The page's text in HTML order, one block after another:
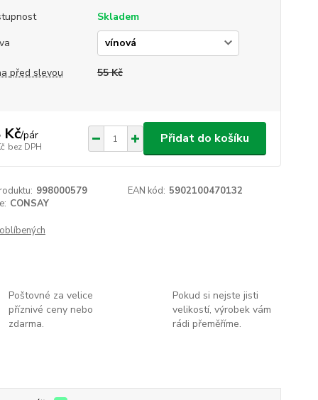
Skladem
před slevou 55 Kč
Kč/pár
bez DPH
Přidat do košíku
998000579 EAN kód: 5902100470132
CONSAY
Poštovné za velice
příznivé ceny nebo
zdarma.
Pokud si nejste jisti
velikostí, výrobek vám
rádi přeměříme.